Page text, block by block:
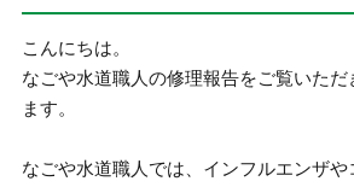
こんにちは。
なごや水道職人の修理報告をご覧いた
ます。
なごや水道職人では、インフルエンザ